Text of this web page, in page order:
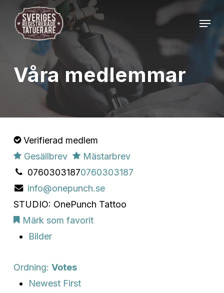
Menu
Våra medlemmar
Verifierad medlem
Gesällbrev
Mästarbrev
07603031870760303187
info@onepunch.se
STUDIO: OnePunch Tattoo
Märk som favorit
Bilder
Ordning: Votes
Newest First
Menu